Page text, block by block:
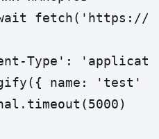
fetch('https://
Type':
name: 'test'